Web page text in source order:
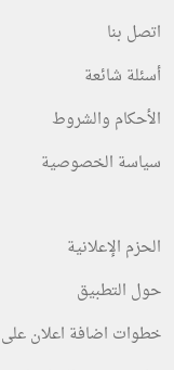
اتصل بنا
أسئلة شائعة
الأحكام والشروط
سياسة الخصوصية
الحزم الإعلانية
حول التطبيق
خطوات اضافة اعلان